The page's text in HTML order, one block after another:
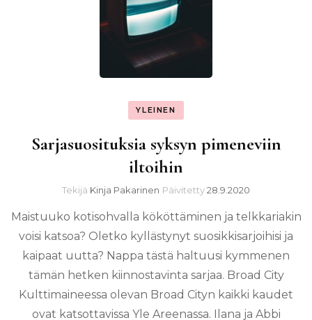
YLEINEN
Sarjasuosituksia syksyn pimeneviin
iltoihin
Tekijä Kinja Pakarinen Päivitetty28.9.2020
Maistuuko kotisohvalla kököttäminen ja telkkariakin
voisi katsoa? Oletko kyllästynyt suosikkisarjoihisi ja
kaipaat uutta? Nappa tästä haltuusi kymmenen
tämän hetken kiinnostavinta sarjaa. Broad City
Kulttimaineessa olevan Broad Cityn kaikki kaudet
ovat katsottavissa Yle Areenassa. Ilana ja Abbi